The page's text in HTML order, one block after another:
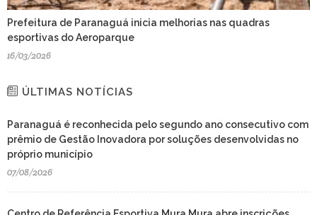
Prefeitura de Paranaguá inicia melhorias nas quadras
esportivas do Aeroparque
16/03/2026
ÚLTIMAS NOTÍCIAS
Paranaguá é reconhecida pelo segundo ano consecutivo com
prêmio de Gestão Inovadora por soluções desenvolvidas no
próprio município
07/08/2026